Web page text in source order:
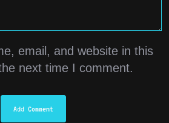
email, and website in this
next time I comment.